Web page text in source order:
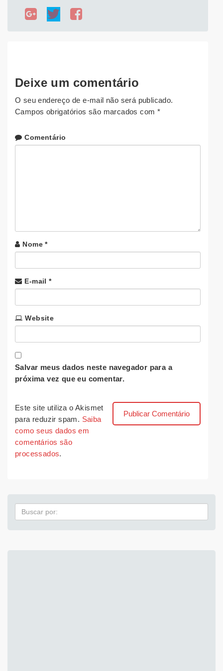
Deixe um comentário
O seu endereço de e-mail não será publicado.
Campos obrigatórios são marcados com *
Comentário
Nome *
E-mail *
Website
Salvar meus dados neste navegador para a
próxima vez que eu comentar.
Este site utiliza o Akismet
para reduzir spam. Saiba
como seus dados em
comentários são
processados.
Pesquisa